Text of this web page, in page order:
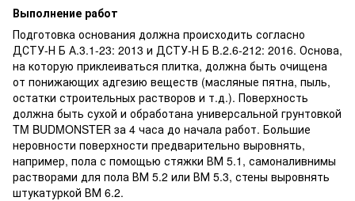
Выполнение работ
Подготовка основания должна происходить согласно
ДСТУ-Н Б А.3.1-23: 2013 и ДСТУ-Н Б В.2.6-212: 2016. Основа,
на которую приклеиваться плитка, должна быть очищена
от понижающих адгезию веществ (масляные пятна, пыль,
остатки строительных растворов и т.д.). Поверхность
должна быть сухой и обработана универсальной грунтовкой
TM BUDMONSTER за 4 часа до начала работ. Большие
неровности поверхности предварительно выровнять,
например, пола с помощью стяжки ВМ 5.1, самоналивнимы
растворами для пола ВМ 5.2 или ВМ 5.3, стены выровнять
штукатуркой ВМ 6.2.